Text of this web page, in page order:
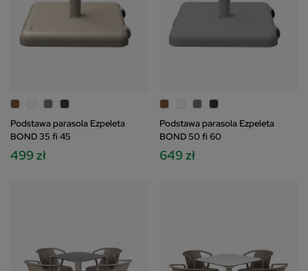
Podstawa parasola Ezpeleta
BOND 35 fi 45
499 zł
Podstawa parasola Ezpeleta
BOND 50 fi 60
649 zł